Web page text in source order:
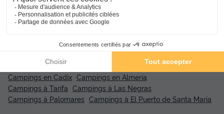
Réservez dès maintenant, payez en 4 fois
avec Alma et partez en toute tranquillité.
Suggestions de recherche :
Campings en Cadix Campings en Almería
Campings à Tarifa Campings à Las Negras
Campings à Palomares Campings à El Puerto de Santa Maria